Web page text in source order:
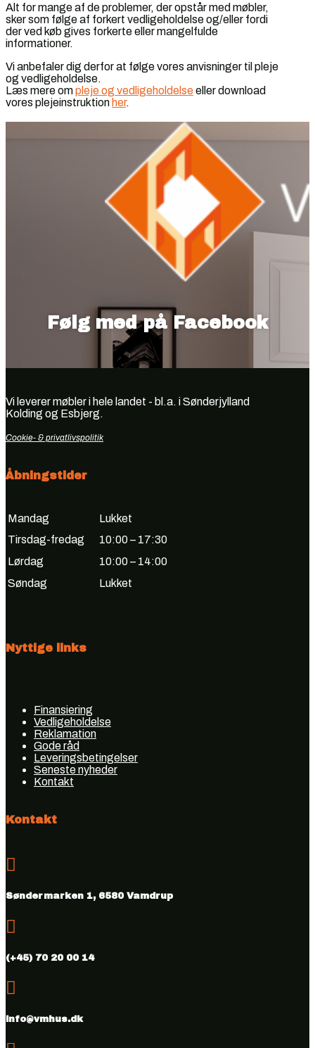
Alt for mange af de problemer, der opstår med møbler,
sker som følge af forkert vedligeholdelse og/eller fordi
der ved køb gives forkerte eller mangelfulde
informationer.
Vi anbefaler dig derfor at følge vores anvisninger til pleje
og vedligeholdelse.
Læs mere ompleje og vedligeholdelseeller download
vores plejeinstruktion her.
Følg med på Facebook
Vi leverer møbler i hele landet - bl.a. i Sønderjylland
Kolding og Esbjerg.
Cookie- & privatlivspolitik
Åbningstider
Mandag
Lukket
Tirsdag-fredag
10:00 – 17:30
Lørdag
10:00 – 14:00
Søndag
Lukket
Nyttige links
Finansiering
Vedligeholdelse
Reklamation
Gode råd
Leveringsbetingelser
Seneste nyheder
Kontakt
Kontakt

Søndermarken 1, 6580 Vamdrup

(+45) 70 20 00 14

info@vmhus.dk